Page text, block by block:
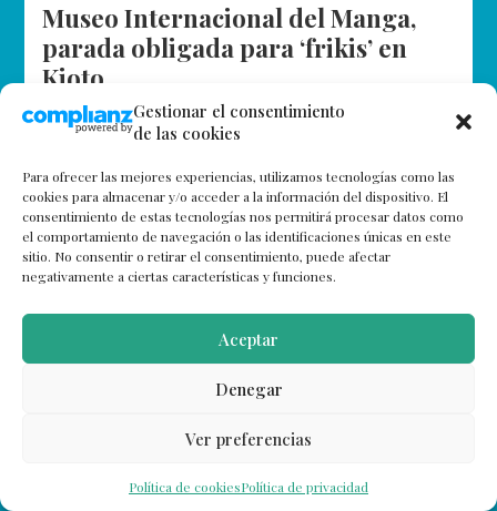
Gestionar el consentimiento
de las cookies
Para ofrecer las mejores experiencias, utilizamos tecnologías como las
cookies para almacenar y/o acceder a la información del dispositivo. El
consentimiento de estas tecnologías nos permitirá procesar datos como
el comportamiento de navegación o las identificaciones únicas en este
sitio. No consentir o retirar el consentimiento, puede afectar
negativamente a ciertas características y funciones.
Aceptar
Denegar
Ver preferencias
Política de cookiesPolítica de privacidad
Museo Internacional del Manga,
parada obligada para ‘frikis’ en
Kioto
El Museo del Manga ocupa las instalaciones de una
antigua escuela de primaria ubicada en el centro de
Kioto, muy cerca de los Jardines Imperiales, desde
2006. Si no…